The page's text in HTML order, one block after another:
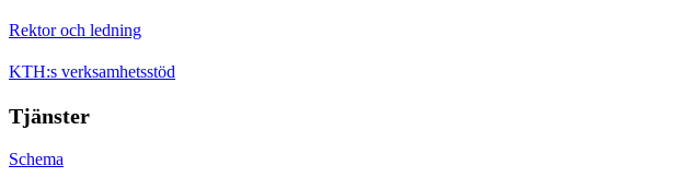
Rektor och ledning
KTH:s verksamhetsstöd
Tjänster
Schema